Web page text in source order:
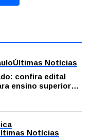
Últimas Notícias
confira edital
ensino superior
Notícias